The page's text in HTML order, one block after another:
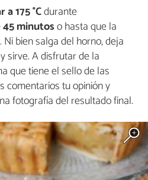
a 175 °Cdurante
45 minutoso hasta que la
bien salga del horno, deja
sirve. A disfrutar de la
que tiene el sello de las
comentarios tu opinión y
fotografía del resultado final.